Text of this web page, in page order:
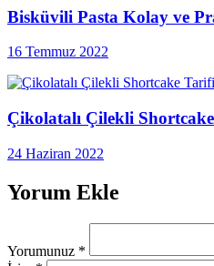
Bisküvili Pasta Kolay ve
16 Temmuz 2022
Çikolatalı Çilekli
24 Haziran 2022
Yorum Ekle
Yorumunuz *